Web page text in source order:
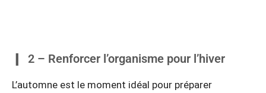
2 – Renforcer l’organisme pour l’hiver
L’automne est le moment idéal pour préparer